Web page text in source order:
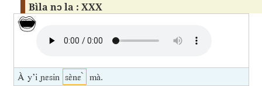
Bìla nɔ la : XXX
À y’i ɲɛsin sɛ̀nɛ ̀ mà.